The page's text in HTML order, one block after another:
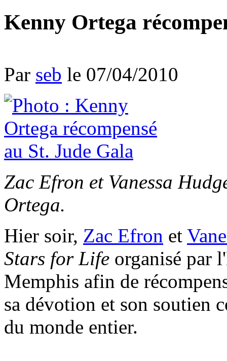
Kenny Ortega
Par seb le 07/04/2010
Zac Efron et Vanessa
Ortega.
Hier soir, Zac Efron et
Stars for Life organisé par
Memphis afin de
sa dévotion et son soutien
du monde entier.